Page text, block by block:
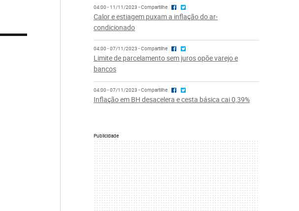
04:00 - 11/11/2023 - Compartilhe
Calor e estiagem puxam a inflação do ar-
condicionado
04:00 - 07/11/2023 - Compartilhe
Limite de parcelamento sem juros opõe varejo e
bancos
04:00 - 07/11/2023 - Compartilhe
Inflação em BH desacelera e cesta básica cai 0,39%
Publicidade